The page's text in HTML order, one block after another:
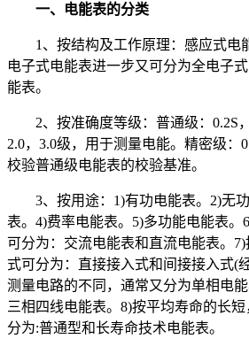
一、电能表的分类
1、按结构及工作原理：感应式电能
电子式电能表进一步又可分为全电子
能表。
2、按准确度等级：普通级：0.2S，
2.0，3.0级，用于测量电能。精密级：
校验普通级电能表的校验基准。
3、按用途：1)有功电能表。2)无功
表。4)费率电能表。5)多功能电能表。
可分为：交流电能表和直流电能表。
式可分为：直接接入式和间接接入式(
测量电路的不同，通常又分为单相电
三相四线电能表。8)按平均寿命的长
分为:普通型和长寿命技术电能表。